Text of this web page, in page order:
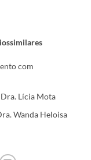
com
Lícia Mota
Wanda Heloisa